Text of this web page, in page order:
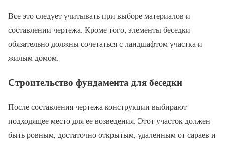
Все это следует учитывать при выборе материалов и
составлении чертежа. Кроме того, элементы беседки
обязательно должны сочетаться с ландшафтом участка и
жилым домом.
Строительство фундамента для беседки
После составления чертежа конструкции выбирают
подходящее место для ее возведения. Этот участок должен
быть ровным, достаточно открытым, удаленным от сараев и